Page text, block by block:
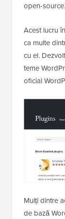
open-source.
Acest lucru
ca multe
cu el.
teme
oficial
Mulți dintre
de bază